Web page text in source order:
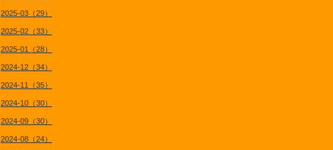
2025-03（29）
2025-02（33）
2025-01（28）
2024-12（34）
2024-11（35）
2024-10（30）
2024-09（30）
2024-08（24）